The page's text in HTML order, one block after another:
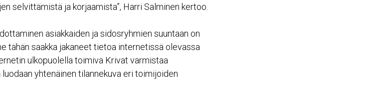
selvittämistä ja korjaamista”, Harri Salminen kertoo.
asiakkaiden ja sidosryhmien suuntaan on
tähän saakka jakaneet tietoa internetissä olevassa
ulkopuolella toimiva Krivat varmistaa
yhtenäinen tilannekuva eri toimijoiden